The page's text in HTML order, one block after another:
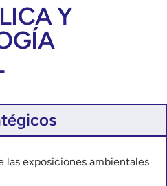
Y
las exposiciones ambientales